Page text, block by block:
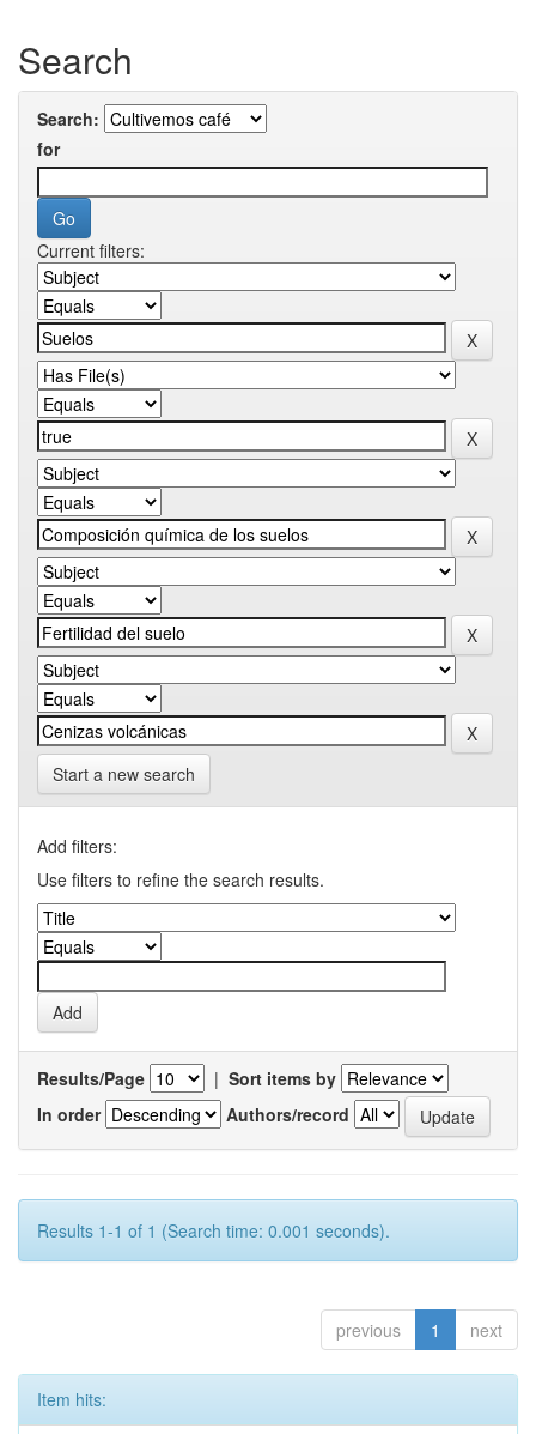
Search
Search:
for
Current filters:
Start a new search
Add filters:
Use filters to refine the search results.
Results/Page | Sort items by
In order
Authors/record
Results 1-1 of 1 (Search time: 0.001 seconds).
previous 1 next
Item hits: